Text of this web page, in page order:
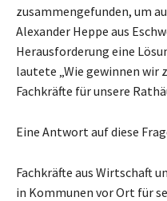
zusammengefunden, um
Alexander Heppe aus
Herausforderung eine
lautete „Wie gewinnen wir
Fachkräfte für unsere
Eine Antwort auf diese
Fachkräfte aus Wirtschaft
in Kommunen vor Ort für